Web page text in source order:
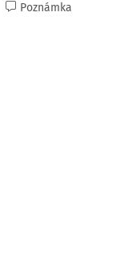
Poznámka